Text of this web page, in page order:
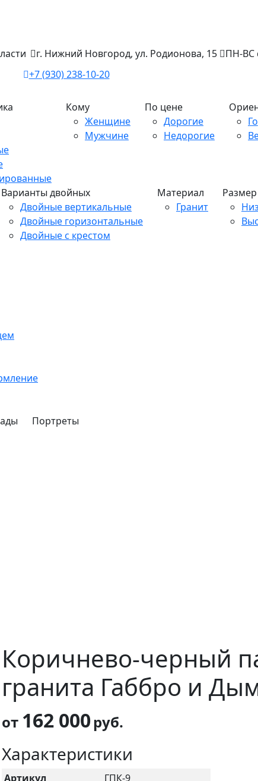
г. Нижний Новгород, ул. Родионова, 15
ПН-ВС
+7 (930) 238-10-20
Кому
Женщине
Мужчине
По цене
Дорогие
Недорогие
Варианты двойных
Двойные вертикальные
Двойные горизонтальные
Двойные с крестом
Материал
Гранит
Размер
Портреты
Коричнево-черный
гранита Габбро и
от 162 000руб.
Характеристики
Артикул
ГПК-9